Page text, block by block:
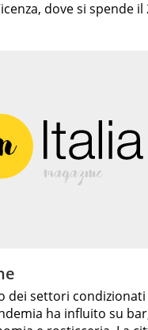
dove si spende
dei settori
ha influito su